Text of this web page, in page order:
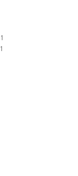
1
1